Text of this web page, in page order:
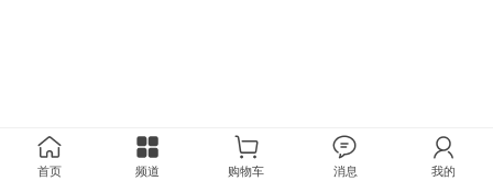
首页 频道 购物车 消息 我的